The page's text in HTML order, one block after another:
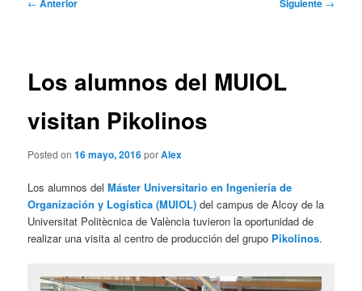
← Anterior Siguiente →
Los alumnos del MUIOL
visitan Pikolinos
Posted on16 mayo, 2016porAlex
Los alumnos delMáster Universitario en Ingeniería de
Organización y Logística (MUIOL) del campus de Alcoy de la
Universitat Politècnica de València tuvieron la oportunidad de
realizar una visita al centro de producción del grupo Pikolinos.